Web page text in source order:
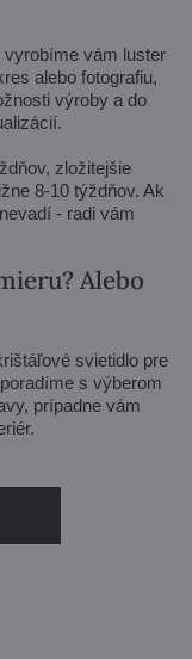
vyrobíme vám luster
alebo fotografiu,
výroby a do
zložitejšie
8-10 týždňov. Ak
- radi vám
Alebo
svietidlo pre
s výberom
prípadne vám